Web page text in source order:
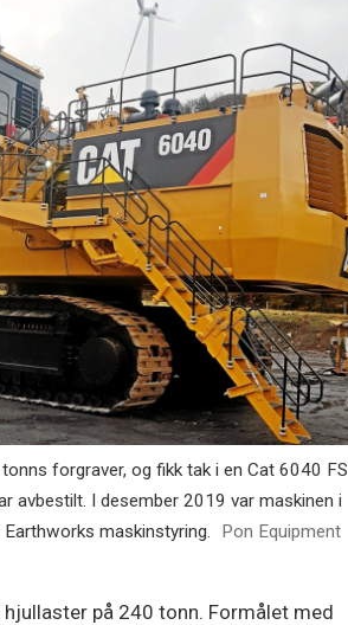
forgraver, og fikk tak i en Cat 6040 FS
avbestilt. I desember 2019 var maskinen i
maskinstyring.
Pon Equipment
på 240 tonn. Formålet med